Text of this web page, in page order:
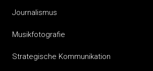
Journalismus
Musikfotografie
Strategische Kommunikation